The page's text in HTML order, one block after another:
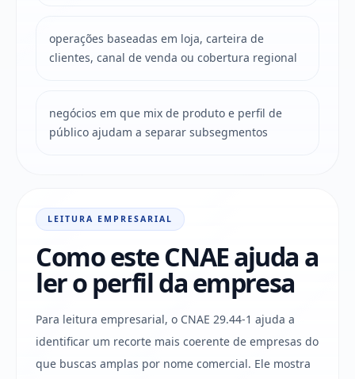
operações baseadas em loja, carteira de
clientes, canal de venda ou cobertura regional
negócios em que mix de produto e perfil de
público ajudam a separar subsegmentos
LEITURA EMPRESARIAL
Como este CNAE ajuda a
ler o perfil da empresa
Para leitura empresarial, o CNAE 29.44-1 ajuda a
identificar um recorte mais coerente de empresas do
que buscas amplas por nome comercial. Ele mostra